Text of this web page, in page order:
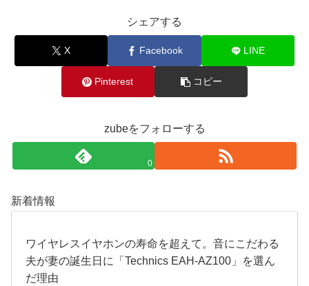
シェアする
X Facebook LINE
Pinterest コピー
zubeをフォローする
0
新着情報
​ワイヤレスイヤホンの寿命を超えて。音にこだわる
夫が妻の誕生日に「Technics EAH-AZ100」を選ん
だ理由